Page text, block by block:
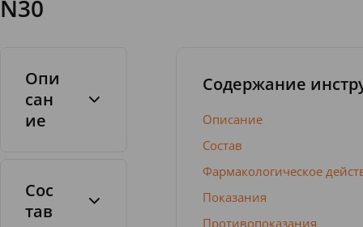
N30
Опи
сан
ие
Сос
тав
Содержание
Описание
Состав
Фармакологическое
Показания
Противопоказания